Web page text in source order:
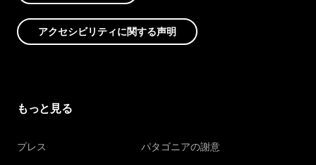
アクセシビリティに関する声明
もっと見る
プレス パタゴニアの謝意